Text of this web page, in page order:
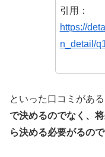
引用：
https://
n_detail/
といった口コミがある
で決めるのでなく、
ら決める必要がるので